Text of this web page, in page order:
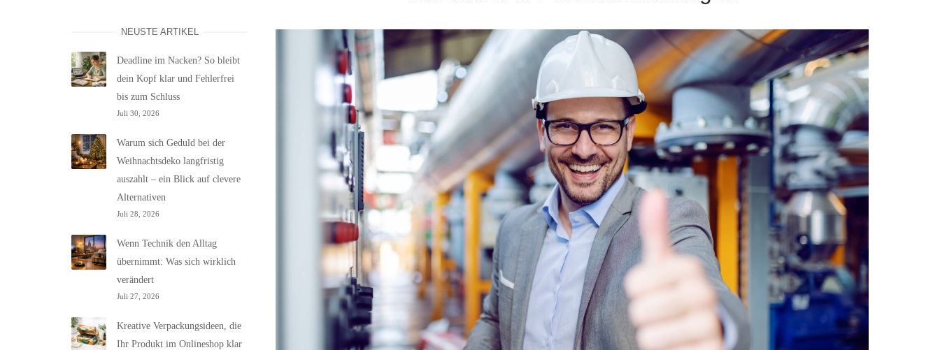
NEUSTE ARTIKEL
Deadline im Nacken? So bleibt
dein Kopf klar und Fehlerfrei
bis zum Schluss
Juli 30, 2026
Warum sich Geduld bei der
Weihnachtsdeko langfristig
auszahlt – ein Blick auf clevere
Alternativen
Juli 28, 2026
Wenn Technik den Alltag
übernimmt: Was sich wirklich
verändert
Juli 27, 2026
Kreative Verpackungsideen, die
Ihr Produkt im Onlineshop klar